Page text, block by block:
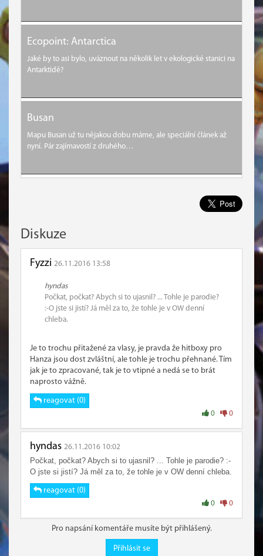
Ecopoint: Antarctica
Jaké by to asi bylo, uváznout na několik let v ekologické stanici na
Antarktidě?
Busan
Mapu Busan už tu nějakou dobu máme, ale speciální článek až
nyní. Pár zajímavostí z druhého…
Diskuze
Fyzzi 26.11.2016 13:58
hyndas
Počkat, počkat? Abych si to ujasnil? ... Tohle je parodie?
:-O jste si jistí? Já měl za to, že tohle je v OW denní
chleba.
Je to trochu přitažené za vlasy, je pravda že hitboxy pro
Hanza jsou dost zvláštní, ale tohle je trochu přehnané. Tím
jak je to zpracované, tak je to vtipné a nedá se to brát
naprosto vážně.
reagovat (0)
0 0
hyndas 26.11.2016 10:02
Počkat, počkat? Abych si to ujasnil? ... Tohle je parodie? :-
O jste si jistí? Já měl za to, že tohle je v OW denní chleba.
reagovat (0)
0 0
Pro napsání komentáře musíte být přihlášený.
Přihlásit se